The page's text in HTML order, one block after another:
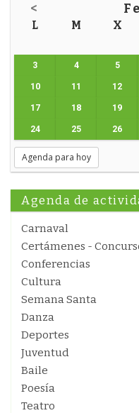
<
L M X
3 4 5
10 11 12
17 18 19
24 25 26
Agenda para hoy
Agenda de
Carnaval
Certámenes -
Conferencias
Cultura
Semana Santa
Danza
Deportes
Juventud
Baile
Poesía
Teatro